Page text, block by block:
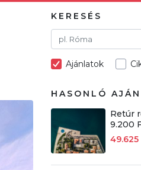
KERESÉS
Ajánlatok
HASONLÓ
Retúr
9.200
49.625